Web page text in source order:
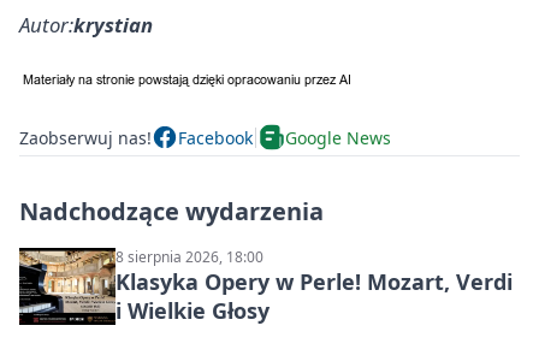
Autor:krystian
Zaobserwuj nas! Facebook Google News
Nadchodzące wydarzenia
8 sierpnia 2026, 18:00
Klasyka Opery w Perle! Mozart, Verdi
i Wielkie Głosy